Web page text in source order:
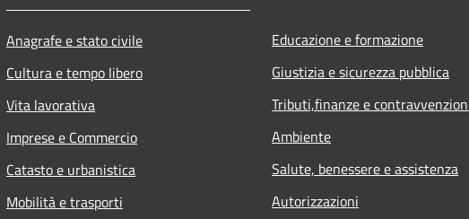
Anagrafe e stato civile
Cultura e tempo libero
Vita lavorativa
Imprese e Commercio
Catasto e urbanistica
Mobilità e trasporti
Educazione e formazione
Giustizia e sicurezza pubblica
Tributi,finanze e
Ambiente
Salute, benessere e assistenza
Autorizzazioni